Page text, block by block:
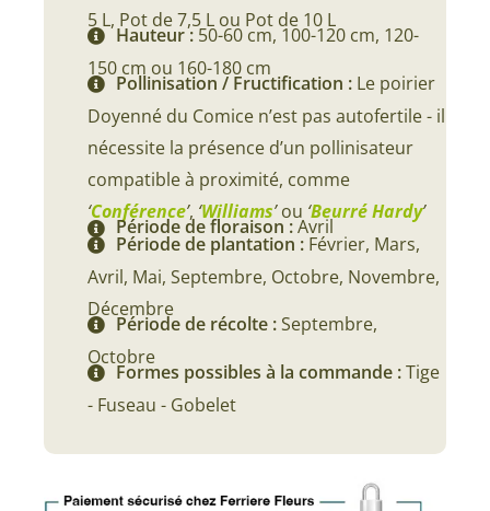
5 L, Pot de 7,5 L ou Pot de 10 L
Hauteur : 50-60 cm, 100-120 cm, 120-
150 cm ou 160-180 cm
Pollinisation / Fructification : Le poirier
Doyenné du Comice n’est pas autofertile - il
nécessite la présence d’un pollinisateur
compatible à proximité, comme
‘Conférence’, ‘Williams’ou ‘Beurré Hardy’
Période de floraison :Avril
Période de plantation : Février, Mars,
Avril, Mai, Septembre, Octobre, Novembre,
Décembre
Période de récolte :Septembre,
Octobre
Formes possibles à la commande :Tige
- Fuseau - Gobelet